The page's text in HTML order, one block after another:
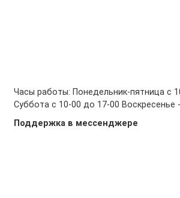
Часы работы: Понедельник-пятница с
Суббота с 10-00 до 17-00 Воскресенье
Поддержка в мессенджере